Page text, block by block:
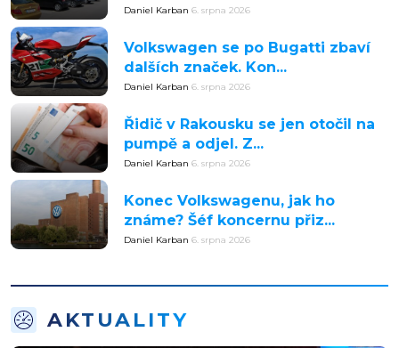
Daniel Karban 6. srpna 2026
Volkswagen se po Bugatti zbaví
dalších značek. Kon...
Daniel Karban 6. srpna 2026
Řidič v Rakousku se jen otočil na
pumpě a odjel. Z...
Daniel Karban 6. srpna 2026
Konec Volkswagenu, jak ho
známe? Šéf koncernu přiz...
Daniel Karban 6. srpna 2026
AKTUALITY